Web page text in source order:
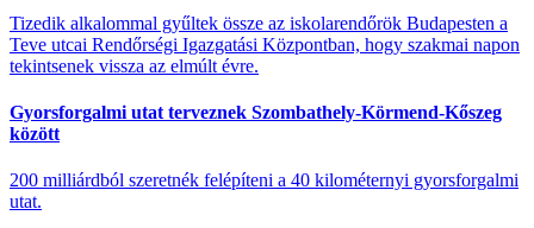
Tizedik alkalommal gyűltek össze az iskolarendőrök Budapesten a
Teve utcai Rendőrségi Igazgatási Központban, hogy szakmai napon
tekintsenek vissza az elmúlt évre.
Gyorsforgalmi utat terveznek Szombathely-Körmend-Kőszeg
között
200 milliárdból szeretnék felépíteni a 40 kilométernyi gyorsforgalmi
utat.